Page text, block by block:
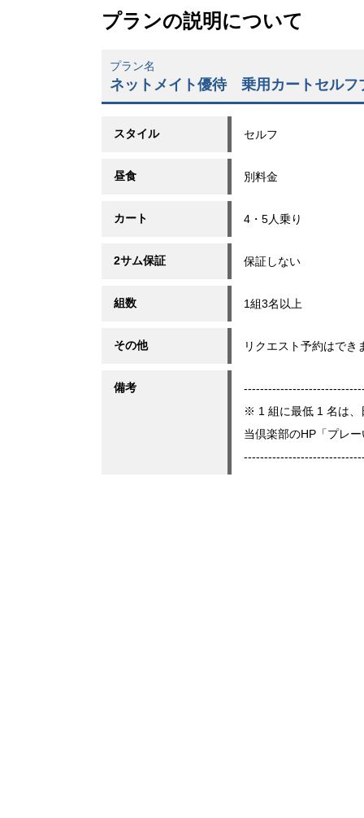
プランの説明について
プラン名
ネットメイト優待 乗用カートセルフ
スタイル セルフ
昼食 別料金
カート 4・5人乗り
2サム保証 保証しない
組数 1組3名以上
その他 リクエスト予約はでき
備考
※ 1 組に最低 1 名は、
当倶楽部のHP「プレ